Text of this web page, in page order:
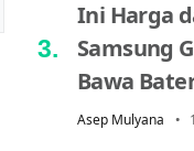
Ini Harga
Samsung
Bawa
Asep Mulyana